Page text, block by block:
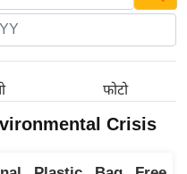
फोटो
Crisis